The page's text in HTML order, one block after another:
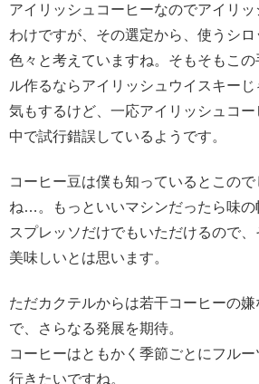
アイリッシュコーヒーなのでアイリッ
わけですが、その選定から、使うシ
色々と考えていますね。そもそもこ
ル作るならアイリッシュウイスキー
気もするけど、一応アイリッシュコ
中で試行錯誤しているようです。
コーヒー豆は僕も知っているとこの
ね…。もっといいマシンだったら味の
スプレッソだけでもいただけるので
美味しいとは思います。
ただカクテルからは若干コーヒーの
で、さらなる発展を期待。
コーヒーはともかく季節ごとにフル
行きたいですね。